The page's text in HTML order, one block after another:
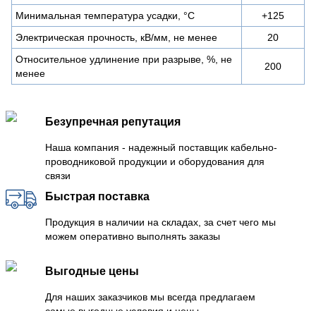
Минимальная температура усадки, °С
+125
Электрическая прочность, кВ/мм, не менее
20
Относительное удлинение при разрыве, %, не
менее
200
Безупречная репутация
Наша компания - надежный поставщик кабельно-
проводниковой продукции и оборудования для
связи
Быстрая поставка
Продукция в наличии на складах, за счет чего мы
можем оперативно выполнять заказы
Выгодные цены
Для наших заказчиков мы всегда предлагаем